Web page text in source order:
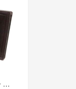
ヒューゴボス レザー 二つ折り 財布 札入れ シャイニー ビルフォールド